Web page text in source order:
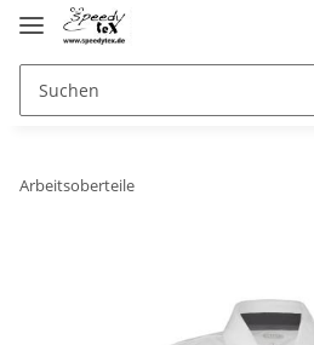
Arbeitsoberteile